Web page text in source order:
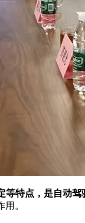
特点，是自动驾
。